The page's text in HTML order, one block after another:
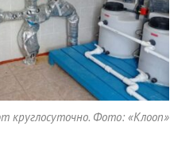
круглосуточно. Фото: «Клооп»